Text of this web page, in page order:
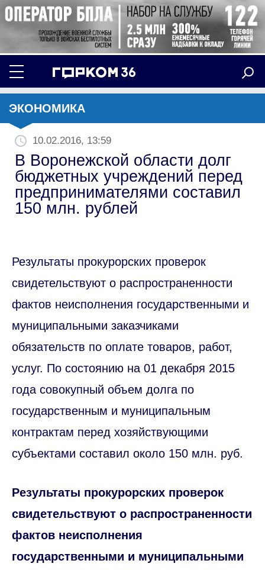
ЭКОНОМИКА
10.02.2016, 13:59
В Воронежской области долг
бюджетных учреждений перед
предпринимателями составил
150 млн. рублей
Результаты прокурорских проверок
свидетельствуют о распространенности
фактов неисполнения государственными и
муниципальными заказчиками
обязательств по оплате товаров, работ,
услуг. По состоянию на 01 декабря 2015
года совокупный объем долга по
государственным и муниципальным
контрактам перед хозяйствующими
субъектами составил около 150 млн. руб.
Результаты прокурорских проверок
свидетельствуют о распространенности
фактов неисполнения
государственными и муниципальными